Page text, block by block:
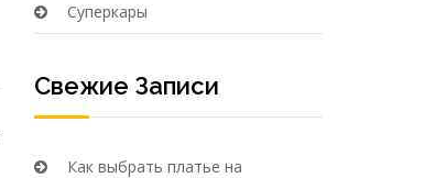
Суперкары
Свежие Записи
Как выбрать платье на